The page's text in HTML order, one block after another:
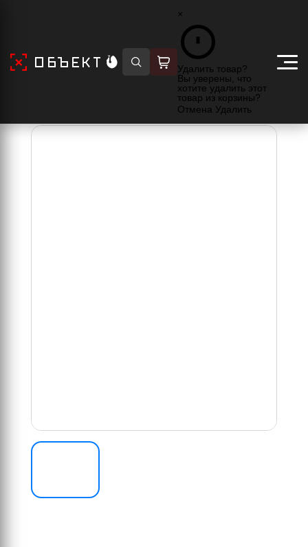
×
Удалить товар?
Вы уверены, что
хотите удалить этот
товар из корзины?
Отмена Удалить
Главная Товары Снаряжение Очки